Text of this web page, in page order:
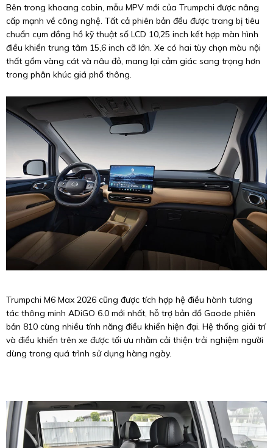
Bên trong khoang cabin, mẫu MPV mới của Trumpchi được nâng
cấp mạnh về công nghệ. Tất cả phiên bản đều được trang bị tiêu
chuẩn cụm đồng hồ kỹ thuật số LCD 10,25 inch kết hợp màn hình
điều khiển trung tâm 15,6 inch cỡ lớn. Xe có hai tùy chọn màu nội
thất gồm vàng cát và nâu đỏ, mang lại cảm giác sang trọng hơn
trong phân khúc giá phổ thông.
Trumpchi M6 Max 2026 cũng được tích hợp hệ điều hành tương
tác thông minh ADiGO 6.0 mới nhất, hỗ trợ bản đồ Gaode phiên
bản 810 cùng nhiều tính năng điều khiển hiện đại. Hệ thống giải trí
và điều khiển trên xe được tối ưu nhằm cải thiện trải nghiệm người
dùng trong quá trình sử dụng hàng ngày.